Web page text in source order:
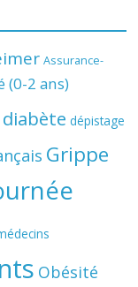
Assurance-
(0-2 ans)
diabète dépistage
Grippe
Obésité